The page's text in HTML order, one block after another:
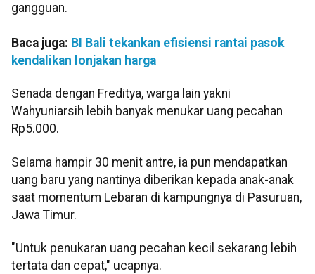
gangguan.
Baca juga: BI Bali tekankan efisiensi rantai pasok
kendalikan lonjakan harga
Senada dengan Freditya, warga lain yakni
Wahyuniarsih lebih banyak menukar uang pecahan
Rp5.000.
Selama hampir 30 menit antre, ia pun mendapatkan
uang baru yang nantinya diberikan kepada anak-anak
saat momentum Lebaran di kampungnya di Pasuruan,
Jawa Timur.
"Untuk penukaran uang pecahan kecil sekarang lebih
tertata dan cepat," ucapnya.